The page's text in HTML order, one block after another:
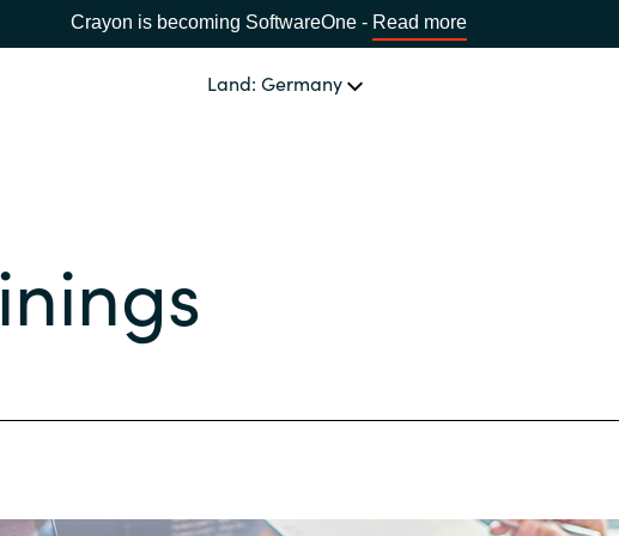
Crayon is becoming SoftwareOne - Read more
Land: Germany
IT Cost Management